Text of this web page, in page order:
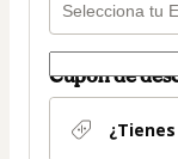
Cupón de